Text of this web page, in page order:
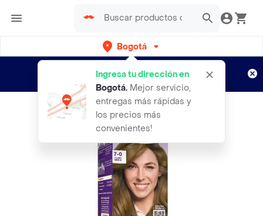
Bogotá
Ingresa tu dirección en
Bogotá. Mejor servicio,
entregas más rápidas y
los precios más
convenientes!
envíos gratis por semanas
Aplican TyC